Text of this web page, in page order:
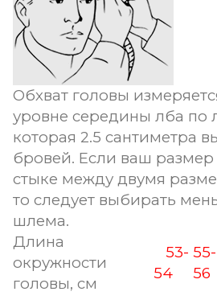
Обхват головы
уровне середины лба по
которая 2.5 сантиметра
бровей. Если ваш размер
стыке между двумя
то следует выбирать
шлема.
Длина
окружности
головы, см
53-
54
55-
56